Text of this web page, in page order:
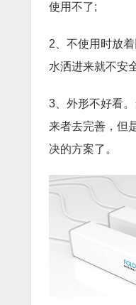
使用不了;
2、不使用时放
水洒进来就不安
3、外形不好看
来者去完善，但
决的方案了。